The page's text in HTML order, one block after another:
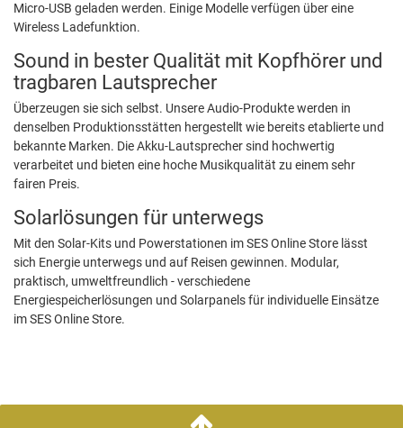
Micro-USB geladen werden. Einige Modelle verfügen über eine
Wireless Ladefunktion.
Sound in bester Qualität mit Kopfhörer und
tragbaren Lautsprecher
Überzeugen sie sich selbst. Unsere Audio-Produkte werden in
denselben Produktionsstätten hergestellt wie bereits etablierte und
bekannte Marken. Die Akku-Lautsprecher sind hochwertig
verarbeitet und bieten eine hoche Musikqualität zu einem sehr
fairen Preis.
Solarlösungen für unterwegs
Mit den Solar-Kits und Powerstationen im SES Online Store lässt
sich Energie unterwegs und auf Reisen gewinnen. Modular,
praktisch, umweltfreundlich - verschiedene
Energiespeicherlösungen und Solarpanels für individuelle Einsätze
im SES Online Store.